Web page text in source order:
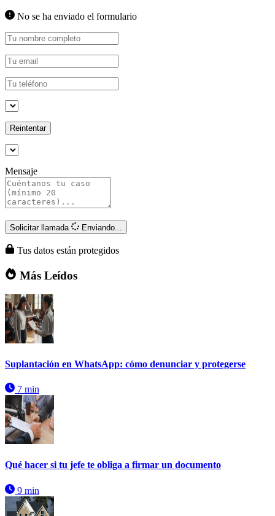
No se ha enviado el formulario
Reintentar
Mensaje
Solicitar llamada Enviando...
Tus datos están protegidos
Más Leídos
Suplantación en WhatsApp: cómo denunciar y protegerse
7 min
Qué hacer si tu jefe te obliga a firmar un documento
9 min